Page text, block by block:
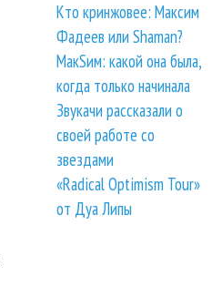
Кто кринжовее: Максим
Фадеев или Shaman?
МакSим: какой она была,
когда только начинала
Звукачи рассказали о
своей работе со
звездами
«Radical Optimism Tour»
от Дуа Липы